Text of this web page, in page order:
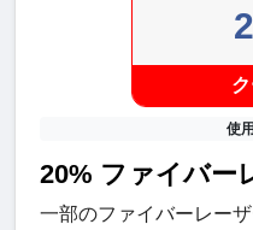
使
20% ファイバー
一部のファイバーレー